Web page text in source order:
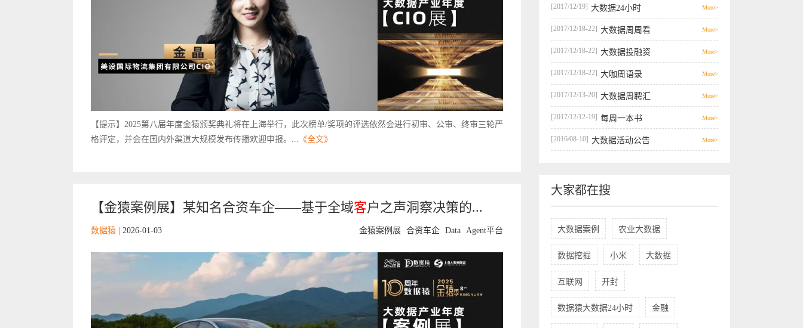
【提示】2025第八届年度金猿颁奖典礼将在上海举行，此次榜单/奖项的评选依然会进行初审、公审、终审三轮严
格评定，并会在国内外渠道大规模发布传播欢迎申报。... 《全文》
【金猿案例展】某知名合资车企——基于全域客户之声洞察决策的...
金猿案例展 合资车企 Data Agent平台
数据猿 2026-01-03
[2017/12/19] 大数据24小时 More>
[2017/12/18-22] 大数据周周看 More>
[2017/12/18-22] 大数据投融资 More>
[2017/12/18-22] 大咖周语录 More>
[2017/12/13-20] 大数据周聘汇 More>
[2017/12/12-19] 每周一本书 More>
[2016/08-10] 大数据活动公告 More>
大家都在搜
大数据案例 农业大数据
数据挖掘 小米 大数据
互联网 开封
数据猿大数据24小时 金融